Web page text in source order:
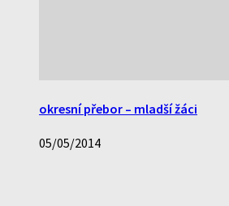
okresní přebor – mladší žáci
05/05/2014